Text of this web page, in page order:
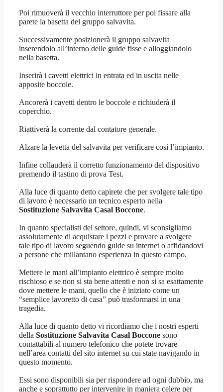
Poi rimuoverà il vecchio interruttore per poi fissare alla
parete la basetta del gruppo salvavita.
Successivamente posizionerà il gruppo salvavita
inserendolo all’interno delle guide fisse e alloggiandolo
nella basetta.
Inserirà i cavetti elettrici in entrata ed in uscita nelle
apposite boccole.
Ancorerà i cavetti dentro le boccole e richiuderà il
coperchio.
Riattiverà la corrente dal contatore generale.
Alzare la levetta del salvavita per verificare così l’impianto.
Infine collauderà il corretto funzionamento del dispositivo
premendo il tastino di prova Test.
Alla luce di quanto detto capirete che per svolgere tale tipo
di lavoro è necessario un tecnico esperto nella
Sostituzione Salvavita Casal Boccone.
In quanto specialisti del settore, quindi, vi sconsigliamo
assolutamente di acquistare i pezzi e provare a svolgere
tale tipo di lavoro seguendo guide su internet o affidandovi
a persone che millantano esperienza in questo campo.
Mettere le mani all’impianto elettrico è sempre molto
rischioso e se non si sta bene attenti e non si sa esattamente
dove mettere le mani, quello che è iniziato come un
“semplice lavoretto di casa” può trasformarsi in una
tragedia.
Alla luce di quanto detto vi ricordiamo che i nostri esperti
della Sostituzione Salvavita Casal Boccone sono
contattabili al numero telefonico che potete trovare
nell’area contatti del sito internet su cui state navigando in
questo momento.
Essi sono disponibili sia per rispondere ad ogni dubbio, ma
anche e soprattutto per intervenire in maniera celere per